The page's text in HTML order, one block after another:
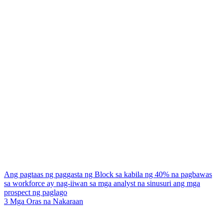
Ang pagtaas ng paggasta ng Block sa kabila ng 40% na pagbawas
sa workforce ay nag-iiwan sa mga analyst na sinusuri ang mga
prospect ng paglago
3 Mga Oras na Nakaraan